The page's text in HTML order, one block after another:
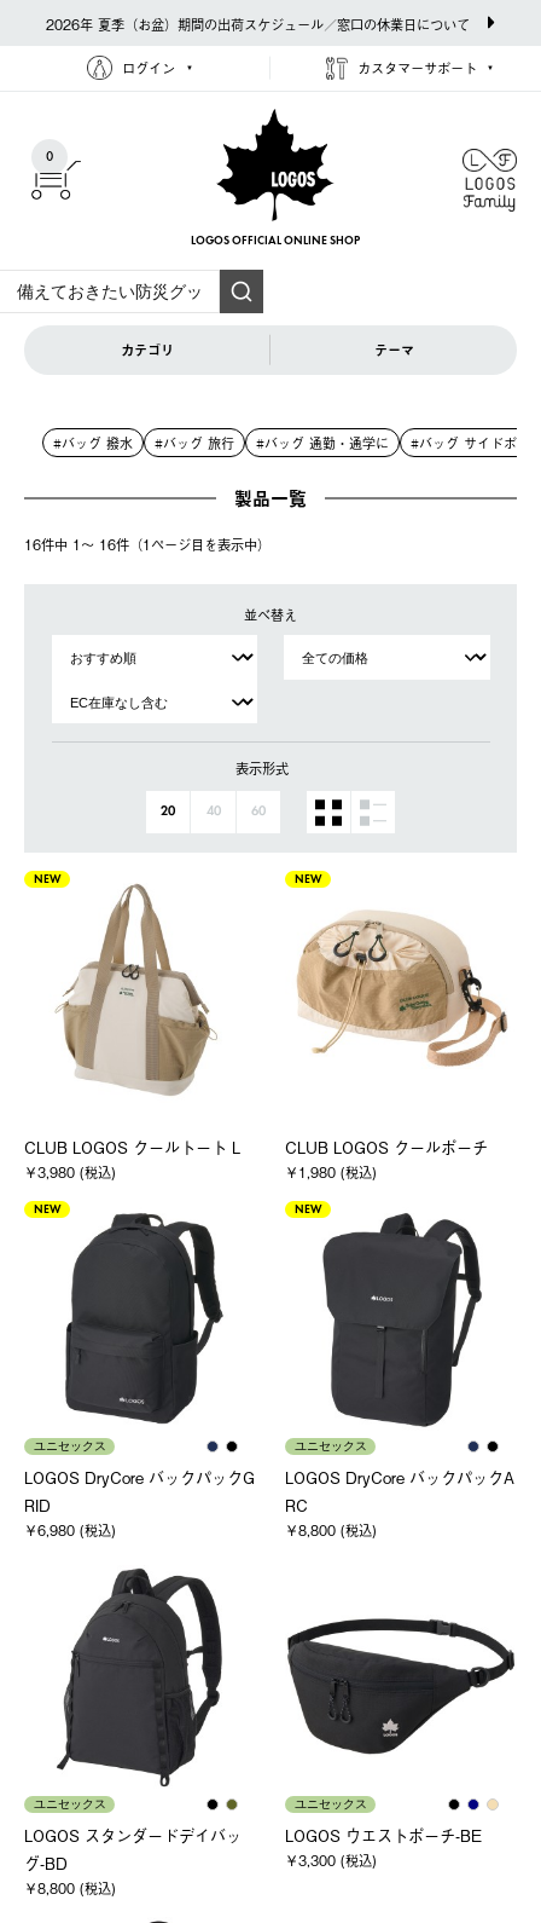
2026年 夏季（お盆）期間の出荷スケジュール／窓口の休業日について
ログイン カスタマーサポート
0
LOGOS OFFICIAL ONLINE SHOP
カテゴリ テーマ
#バッグ 撥水 #バッグ 旅行 #バッグ 通勤・通学に #バッグ サイドポケ
製品一覧
16件中 1〜 16件（1ページ⽬を表⽰中）
並べ替え
表示形式
20 40 60
NEW
CLUB LOGOS クールトート L
￥3,980 (税込)
NEW
CLUB LOGOS クールポーチ
￥1,980 (税込)
NEW
ユニセックス
LOGOS DryCore バックパックG
RID
￥6,980 (税込)
NEW
ユニセックス
LOGOS DryCore バックパックA
RC
￥8,800 (税込)
ユニセックス
LOGOS スタンダードデイバッ
グ-BD
￥8,800 (税込)
ユニセックス
LOGOS ウエストポーチ-BE
￥3,300 (税込)